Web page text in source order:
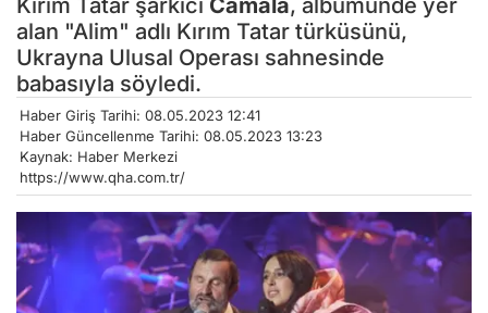
alan "Alim" adlı Kırım Tatar türküsünü,
Ukrayna Ulusal Operası sahnesinde
babasıyla söyledi.
Haber Giriş Tarihi: 08.05.2023 12:41
Haber Güncellenme Tarihi: 08.05.2023 13:23
Kaynak: Haber Merkezi
https://www.qha.com.tr/